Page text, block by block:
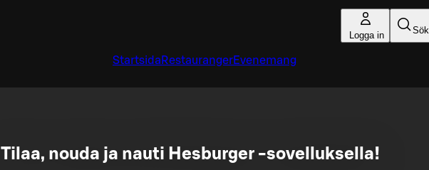
Logga in Sök
Startsida RestaurangerEvenemang
Tilaa, nouda ja nauti Hesburger -sovelluksella!